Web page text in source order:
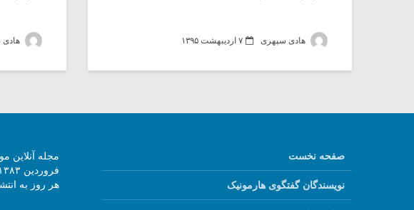
هادی سپهری ۷ اردیبهشت ۱۳۹۵
صفحه نخست
نویسندگان گفتگوی هارمونیک
هر روز به